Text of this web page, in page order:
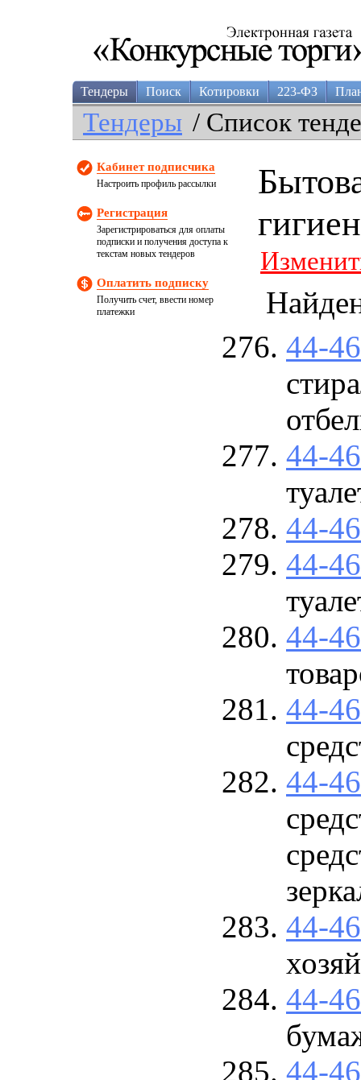
Тендеры Поиск Котировки 223-ФЗ
Тендеры / Список
Кабинет подписчика
Настроить профиль рассылки
Регистрация
Зарегистрироваться для оплаты
подписки и получения доступа к
текстам новых тендеров
Оплатить подписку
Получить счет, ввести номер
платежки
44-
44-
44-
44-
44-
44-
44-
44-
44-
44-